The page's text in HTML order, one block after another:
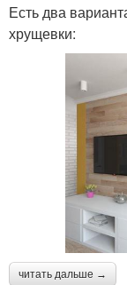
Есть два
хрущевки:
читать дальше →